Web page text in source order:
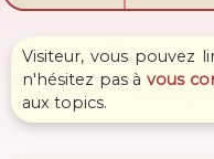
Visiteur, vous pouvez
n'hésitez pas à vous
aux topics.